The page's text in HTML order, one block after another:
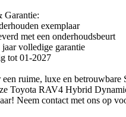
Garantie:
exemplaar
met een onderhoudsbeurt
volledige garantie
tot 01-2027
een ruime, luxe en
Toyota RAV4 Hybrid
Neem contact met ons op